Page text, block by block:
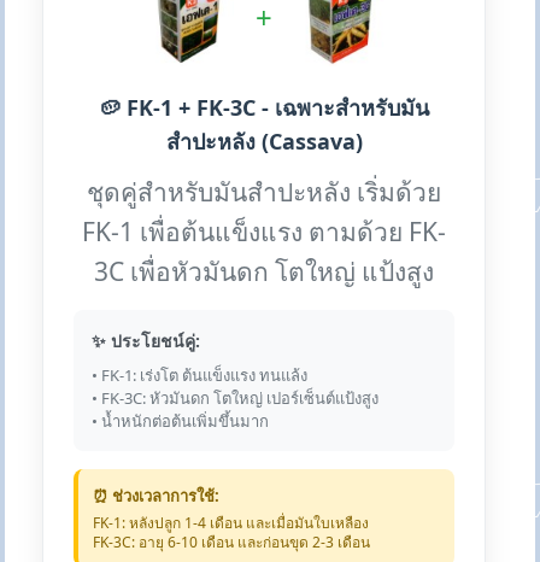
+
🥔 FK-1 + FK-3C - เฉพาะสำหรับมัน
สำปะหลัง (Cassava)
ชุดคู่สำหรับมันสำปะหลัง เริ่มด้วย
FK-1 เพื่อต้นแข็งแรง ตามด้วย FK-
3C เพื่อหัวมันดก โตใหญ่ แป้งสูง
✨ ประโยชน์คู่:
• FK-1: เร่งโต ต้นแข็งแรง ทนแล้ง
• FK-3C: หัวมันดก โตใหญ่ เปอร์เซ็นต์แป้งสูง
• น้ำหนักต่อต้นเพิ่มขึ้นมาก
⏰ ช่วงเวลาการใช้:
FK-1: หลังปลูก 1-4 เดือน และเมื่อมันใบเหลือง
FK-3C: อายุ 6-10 เดือน และก่อนขุด 2-3 เดือน